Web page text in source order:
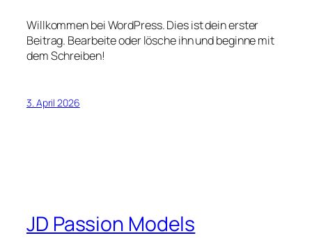
Willkommen bei WordPress. Dies ist dein erster
Beitrag. Bearbeite oder lösche ihn und beginne mit
dem Schreiben!
3. April 2026
JD Passion Models